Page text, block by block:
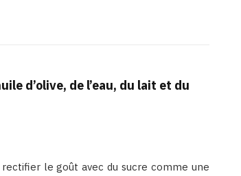
d’olive, de l’eau, du lait et du
rectifier le goût avec du sucre comme une